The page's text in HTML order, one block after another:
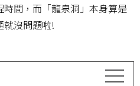
間，而「龍泉洞」本身算是
就沒問題啦!